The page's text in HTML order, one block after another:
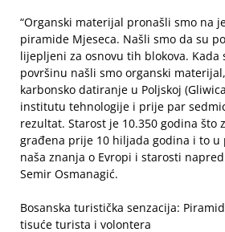
“Organski materijal pronašli smo na
piramide Mjeseca. Našli smo da su
lijepljeni za osnovu tih blokova. Kada
površinu našli smo organski
karbonsko datiranje u Poljskoj
institutu tehnologije i prije par
rezultat. Starost je 10.350 godina što
građena prije 10 hiljada godina i to
naša znanja o Evropi i starosti
Semir Osmanagić.
Bosanska turistička senzacija:
tisuće turista i volontera